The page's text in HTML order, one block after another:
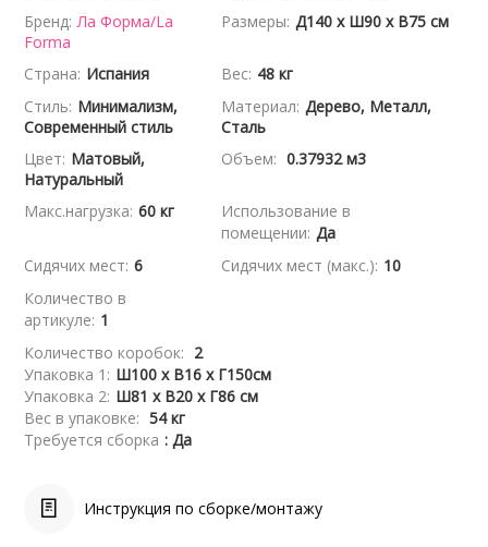
Бренд: Ла Форма/La
Forma
Размеры: Д140 x Ш90 x В75 см
Страна: Испания Вес: 48 кг
Стиль: Минимализм,
Современный стиль
Материал: Дерево, Металл,
Сталь
Цвет: Матовый,
Натуральный
Объем: 0.37932 м3
Макс.нагрузка: 60 кг
Использование в
помещении: Да
Сидячих мест: 6 Сидячих мест (макс.): 10
Количество в
артикуле: 1
Количество коробок: 2
Упаковка 1: Ш100 x В16 x Г150см
Упаковка 2: Ш81 x В20 x Г86 см
Вес в упаковке: 54 кг
Требуется сборка : Да
Инструкция по сборке/монтажу